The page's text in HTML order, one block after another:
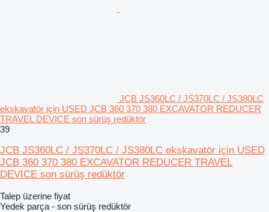
JCB JS360LC / JS370LC / JS380LC
ekskavatör için USED JCB 360 370 380 EXCAVATOR REDUCER
TRAVEL DEVICE son sürüş redüktör
39
JCB JS360LC / JS370LC / JS380LC ekskavatör için USED
JCB 360 370 380 EXCAVATOR REDUCER TRAVEL
DEVICE son sürüş redüktör
Talep üzerine fiyat
Yedek parça - son sürüş redüktör